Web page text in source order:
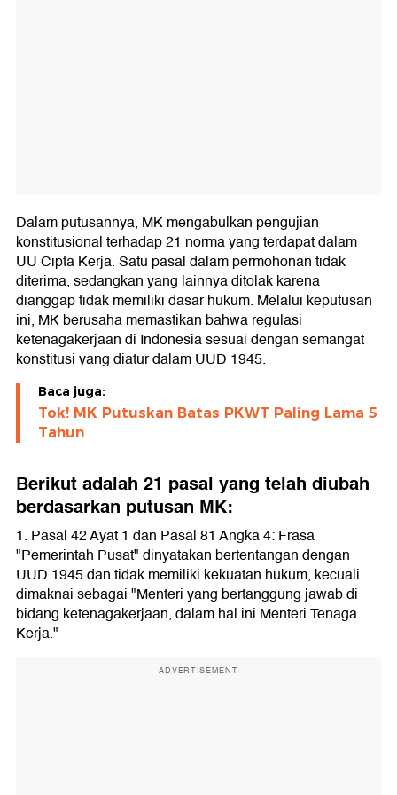
Dalam putusannya, MK mengabulkan pengujian
konstitusional terhadap 21 norma yang terdapat dalam
UU Cipta Kerja. Satu pasal dalam permohonan tidak
diterima, sedangkan yang lainnya ditolak karena
dianggap tidak memiliki dasar hukum. Melalui keputusan
ini, MK berusaha memastikan bahwa regulasi
ketenagakerjaan di Indonesia sesuai dengan semangat
konstitusi yang diatur dalam UUD 1945.
Baca juga:
Tok! MK Putuskan Batas PKWT Paling Lama 5
Tahun
Berikut adalah 21 pasal yang telah diubah
berdasarkan putusan MK:
1. Pasal 42 Ayat 1 dan Pasal 81 Angka 4: Frasa
"Pemerintah Pusat" dinyatakan bertentangan dengan
UUD 1945 dan tidak memiliki kekuatan hukum, kecuali
dimaknai sebagai "Menteri yang bertanggung jawab di
bidang ketenagakerjaan, dalam hal ini Menteri Tenaga
Kerja."
ADVERTISEMENT